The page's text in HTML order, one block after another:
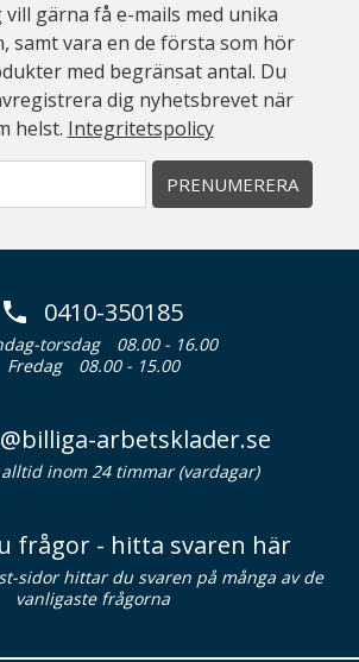
vill gärna få e-mails med unika
samt vara en de första som hör
med begränsat antal. Du
dig nyhetsbrevet när
helst. Integritetspolicy
PRENUMERERA
0410-350185
torsdag
08.00 - 16.00
Fredag
08.00 - 15.00
arbetsklader.se
alltid inom 24 timmar (vardagar)
frågor - hitta svaren här
sidor hittar du svaren på många av de
vanligaste frågorna